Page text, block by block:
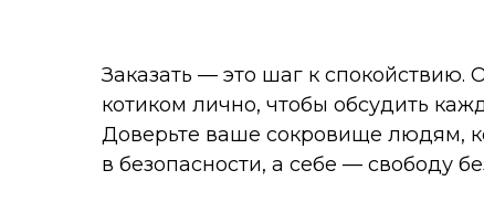
Заказать — это шаг к спокойствию.
котиком лично, чтобы обсудить
Доверьте ваше сокровище людям,
в безопасности, а себе — свободу